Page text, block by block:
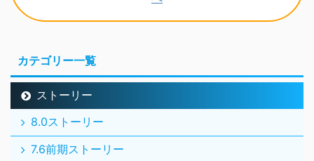
カテゴリー一覧
ストーリー
8.0ストーリー
7.6前期ストーリー